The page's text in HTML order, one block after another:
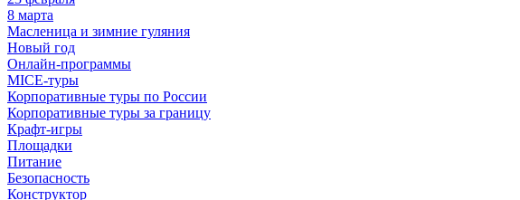
8 марта
Масленица и зимние гуляния
Новый год
Онлайн-программы
MICE‑туры
Корпоративные туры по России
Корпоративные туры за границу
Крафт-игры
Площадки
Питание
Безопасность
Конструктор